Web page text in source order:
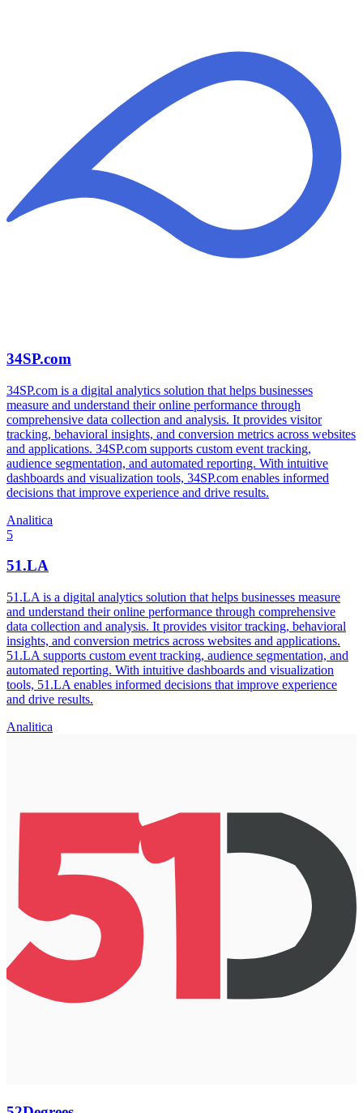
34SP.com
34SP.com is a digital analytics solution that helps businesses
measure and understand their online performance through
comprehensive data collection and analysis. It provides visitor
tracking, behavioral insights, and conversion metrics across websites
and applications. 34SP.com supports custom event tracking,
audience segmentation, and automated reporting. With intuitive
dashboards and visualization tools, 34SP.com enables informed
decisions that improve experience and drive results.
Analitica
5
51.LA
51.LA is a digital analytics solution that helps businesses measure
and understand their online performance through comprehensive
data collection and analysis. It provides visitor tracking, behavioral
insights, and conversion metrics across websites and applications.
51.LA supports custom event tracking, audience segmentation, and
automated reporting. With intuitive dashboards and visualization
tools, 51.LA enables informed decisions that improve experience
and drive results.
Analitica